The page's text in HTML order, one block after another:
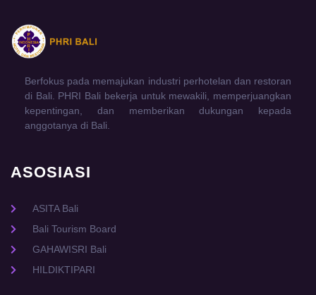
Berfokus pada memajukan industri perhotelan dan restoran
di Bali. PHRI Bali bekerja untuk mewakili, memperjuangkan
kepentingan, dan memberikan dukungan kepada
anggotanya di Bali.
ASOSIASI
ASITA Bali
Bali Tourism Board
GAHAWISRI Bali
HILDIKTIPARI